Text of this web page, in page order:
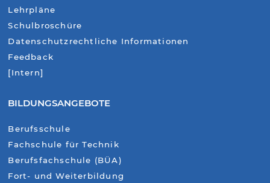
Lehrpläne
Schulbroschüre
Datenschutzrechtliche Informationen
Feedback
[Intern]
BILDUNGSANGEBOTE
Berufsschule
Fachschule für Technik
Berufsfachschule (BÜA)
Fort- und Weiterbildung